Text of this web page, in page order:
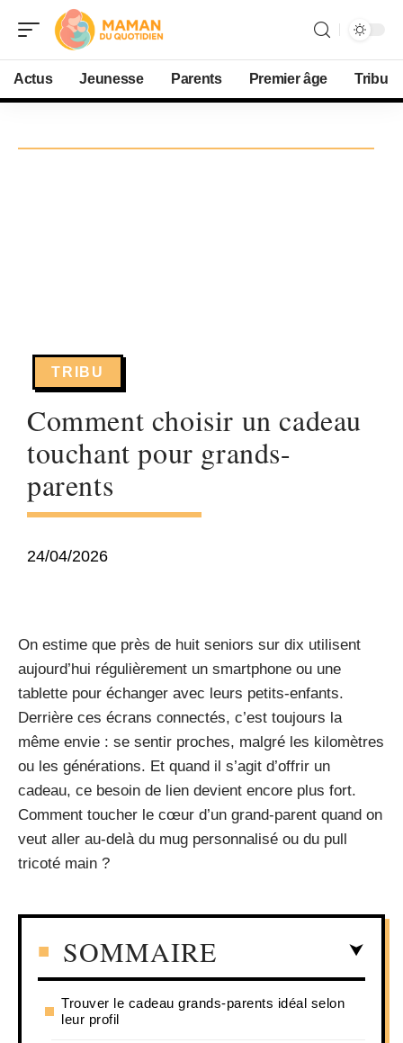
Actus Jeunesse Parents Premier âge Tribu
TRIBU
Comment choisir un cadeau
touchant pour grands-
parents
24/04/2026
On estime que près de huit seniors sur dix utilisent
aujourd’hui régulièrement un smartphone ou une
tablette pour échanger avec leurs petits-enfants.
Derrière ces écrans connectés, c’est toujours la
même envie : se sentir proches, malgré les kilomètres
ou les générations. Et quand il s’agit d’offrir un
cadeau, ce besoin de lien devient encore plus fort.
Comment toucher le cœur d’un grand-parent quand on
veut aller au-delà du mug personnalisé ou du pull
tricoté main ?
SOMMAIRE
Trouver le cadeau grands-parents idéal selon
leur profil